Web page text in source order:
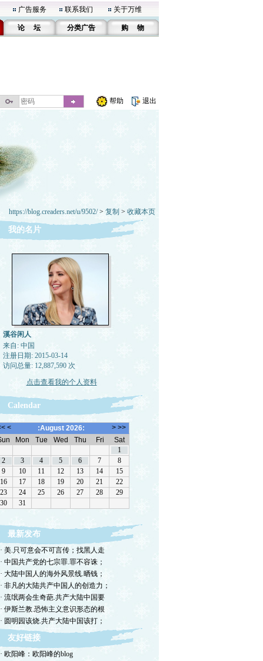
广告服务 联系我们 关于万维
论 坛 分类广告 购 物
帮助 退出
https://blog.creaders.net/u/9502/> 复制 > 收藏本页
我的名片
溪谷闲人
来自: 中国
注册日期: 2015-03-14
访问总量: 12,887,590 次
点击查看我的个人资料
Calendar
最新发布
· 美.只可意会不可言传；找黑人走
· 中国共产党的七宗罪.罪不容诛；
· 大陆中国人的海外风景线.晒钱；
· 非凡的大陆共产中国人的创造力；
· 流氓两会生奇葩.共产大陆中国要
· 伊斯兰教.恐怖主义意识形态的根
· 圆明园该烧.共产大陆中国该打；
友好链接
· 欧阳峰：欧阳峰的blog